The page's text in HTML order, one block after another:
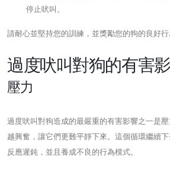
停止吠叫。
請耐心並堅持您的訓練，並獎勵您的狗的良好行
過度吠叫對狗的有害
壓力
過度吠叫對狗造成的最嚴重的有害影響之一是
越興奮，讓它們更難平靜下來。這個循環繼續下
反應遲鈍，並且養成不良的行為模式。